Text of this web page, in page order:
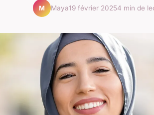
M Maya19 février 20254 min de